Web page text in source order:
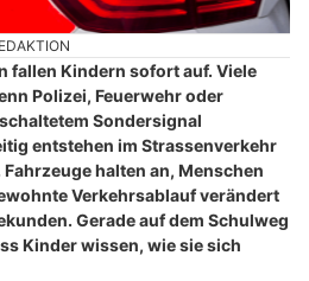
fallen Kindern sofort auf. Viele
Polizei, Feuerwehr oder
Sondersignal
entstehen im Strassenverkehr
halten an, Menschen
Verkehrsablauf verändert
Gerade auf dem Schulweg
Kinder wissen, wie sie sich